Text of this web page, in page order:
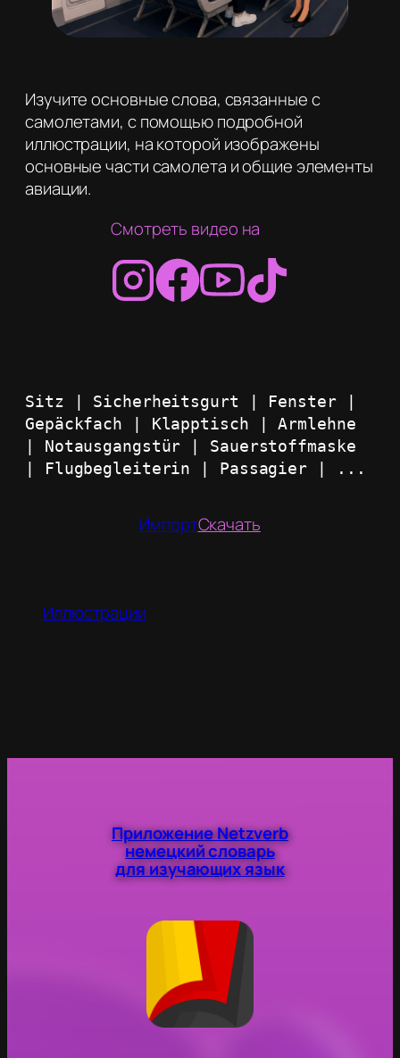
Изучите основные слова, связанные с
самолетами, с помощью подробной
иллюстрации, на которой изображены
основные части самолета и общие элементы
авиации.
Смотреть видео на
Sitz | Sicherheitsgurt | Fenster |
Gepäckfach | Klapptisch | Armlehne
| Notausgangstür | Sauerstoffmaske
| Flugbegleiterin | Passagier | ...
ИмпортСкачать
Иллюстрации
Приложение Netzverb
немецкий словарь
для изучающих язык